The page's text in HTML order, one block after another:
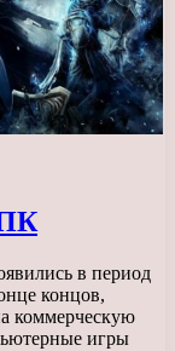
в период
концов,
коммерческую
игры